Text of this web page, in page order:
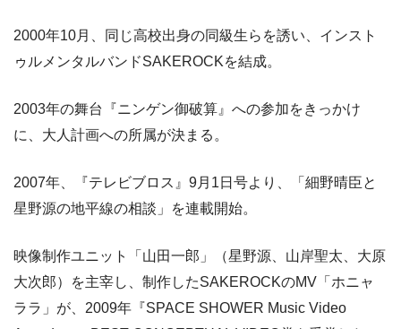
2000年10月、同じ高校出身の同級生らを誘い、インスト
ゥルメンタルバンドSAKEROCKを結成。
2003年の舞台『ニンゲン御破算』への参加をきっかけ
に、大人計画への所属が決まる。
2007年、『テレビブロス』9月1日号より、「細野晴臣と
星野源の地平線の相談」を連載開始。
映像制作ユニット「山田一郎」（星野源、山岸聖太、大原
大次郎）を主宰し、制作したSAKEROCKのMV「ホニャ
ララ」が、2009年『SPACE SHOWER Music Video